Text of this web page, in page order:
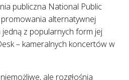
publiczna National Public
alternatywnej
jedną z popularnych form jej
– kameralnych koncertów w
ale rozgłośnia